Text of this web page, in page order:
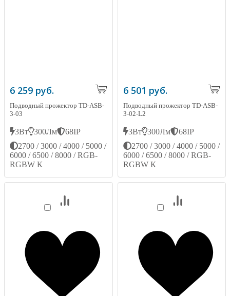
6 259 руб.
Подводный прожектор TD-ASB-
3-03
3Вт 300Лм
68IP
2700 / 3000 / 4000 / 5000 /
6000 / 6500 / 8000 / RGB-
RGBW К
6 501 руб.
Подводный прожектор TD-ASB-
3-02-L2
3Вт 300Лм
68IP
2700 / 3000 / 4000 / 5000 /
6000 / 6500 / 8000 / RGB-
RGBW К